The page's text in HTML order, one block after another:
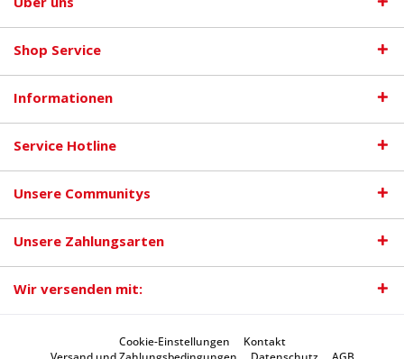
Shop Service
Informationen
Service Hotline
Unsere Communitys
Unsere Zahlungsarten
Wir versenden mit:
Cookie-Einstellungen
Kontakt